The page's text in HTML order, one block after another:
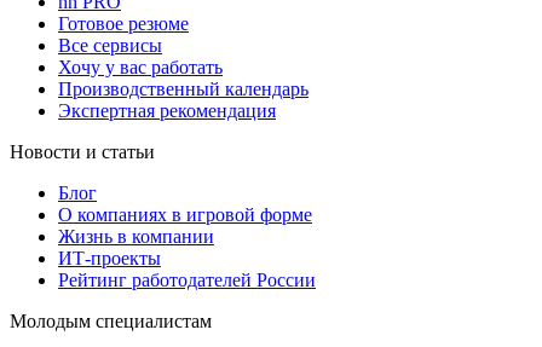
Готовое резюме
Все сервисы
Хочу у вас работать
Производственный календарь
Экспертная рекомендация
Новости и статьи
Блог
О компаниях в игровой форме
Жизнь в компании
ИТ-проекты
Рейтинг работодателей России
Молодым специалистам